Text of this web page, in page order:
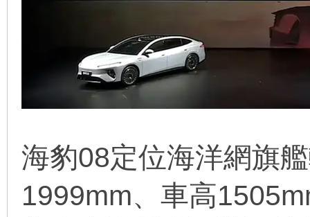
海豹08定位海洋網旗
1999mm、車高